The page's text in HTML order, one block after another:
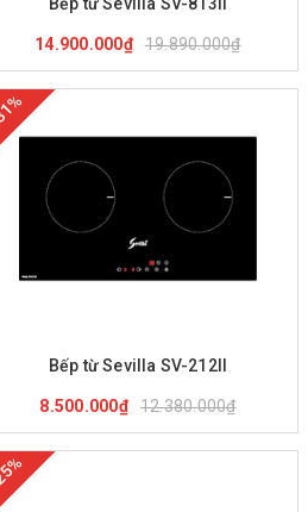
14.900.000₫ 19.890.000₫
Bếp từ Sevilla SV-212II
8.500.000₫ 12.380.000₫